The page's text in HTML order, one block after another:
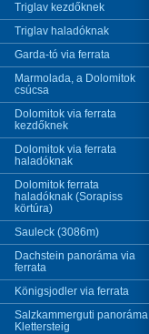
Triglav kezdőknek
Triglav haladóknak
Garda-tó via ferrata
Marmolada, a Dolomitok
csúcsa
Dolomitok via ferrata
kezdőknek
Dolomitok via ferrata
haladóknak
Dolomitok ferrata
haladóknak (Sorapiss
körtúra)
Sauleck (3086m)
Dachstein panoráma via
ferrata
Königsjodler via ferrata
Salzkammerguti panoráma
Klettersteig